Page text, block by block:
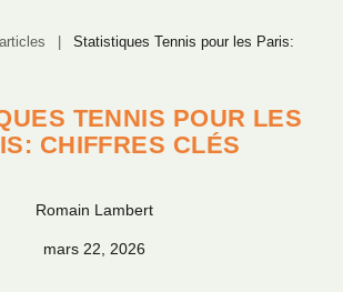
Statistiques Tennis pour les Paris:
TENNIS POUR LES
CHIFFRES CLÉS
Romain Lambert
mars 22, 2026